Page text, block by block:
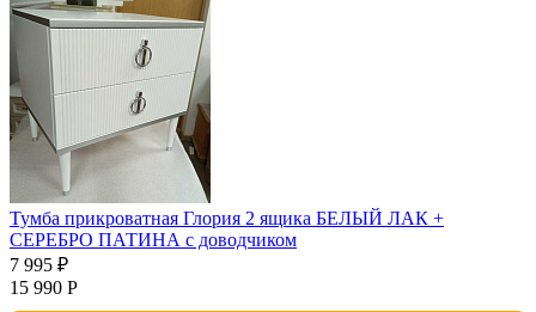
Тумба прикроватная Глория 2 ящика БЕЛЫЙ ЛАК +
СЕРЕБРО ПАТИНА с доводчиком
7 995 ₽
15 990 Р